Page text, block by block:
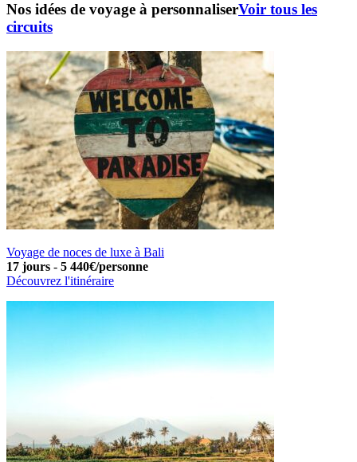
Nos idées de voyage à personnaliserVoir tous les
circuits
Voyage de noces de luxe à Bali
17 jours - 5 440€/personne
Découvrez l'itinéraire